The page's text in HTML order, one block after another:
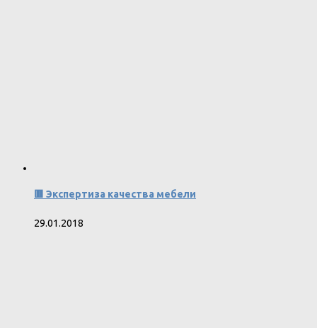
🟥 Экспертиза качества мебели
29.01.2018